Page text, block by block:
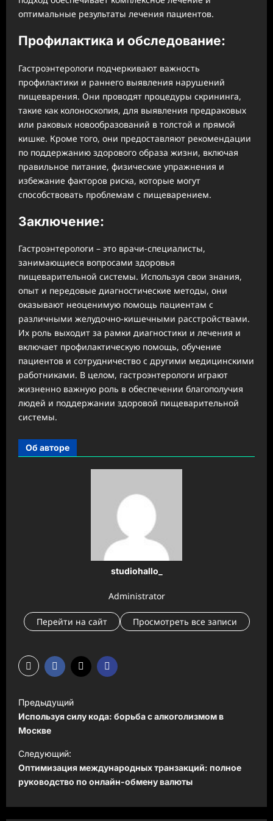
оптимальные результаты лечения пациентов.
Профилактика и обследование:
Гастроэнтерологи подчеркивают важность
профилактики и раннего выявления нарушений
пищеварения. Они проводят процедуры скрининга,
такие как колоноскопия, для выявления предраковых
или раковых новообразований в толстой и прямой
кишке. Кроме того, они предоставляют рекомендации
по поддержанию здорового образа жизни, включая
правильное питание, физические упражнения и
избежание факторов риска, которые могут
способствовать проблемам с пищеварением.
Заключение:
Гастроэнтерологи – это врачи-специалисты,
занимающиеся вопросами здоровья
пищеварительной системы. Используя свои знания,
опыт и передовые диагностические методы, они
оказывают неоценимую помощь пациентам с
различными желудочно-кишечными расстройствами.
Их роль выходит за рамки диагностики и лечения и
включает профилактическую помощь, обучение
пациентов и сотрудничество с другими медицинскими
работниками. В целом, гастроэнтерологи играют
жизненно важную роль в обеспечении благополучия
людей и поддержании здоровой пищеварительной
системы.
Об авторе
studiohallo_
Administrator
Перейти на сайт Просмотреть все записи
Н
а
в
и
г
а
ц
Предыдущий
Используя силу кода: борьба с алкоголизмом в
Москве
Следующий:
Оптимизация международных транзакций: полное
руководство по онлайн-обмену валюты